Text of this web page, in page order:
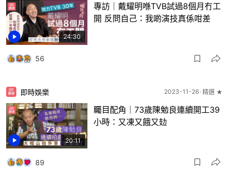
24:30
專訪｜戴耀明喺TVB試過8個月冇工
開 反問自己：我啲演技真係咁差
56
20:11
即時娛樂 2023-11-26 精選 ★
矚目配角｜73歲陳勉良連續開工39
小時：又凍又餓又攰
89